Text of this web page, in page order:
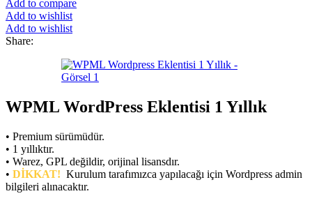
Add to compare
Add to wishlist
Add to wishlist
Share:
WPML WordPress Eklentisi 1 Yıllık
• Premium sürümüdür.
• 1 yıllıktır.
• Warez, GPL değildir, orijinal lisansdır.
• DİKKAT! Kurulum tarafımızca yapılacağı için Wordpress admin
bilgileri alınacaktır.